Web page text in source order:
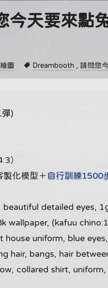
今天要來點
圖 Dreambooth , 請問您
彈)
）
製化模型＋ 自行訓練1500
detailed eyes,
wallpaper, (kafuu
uniform, blue
hair, bangs, hair
collared shirt, uniform,